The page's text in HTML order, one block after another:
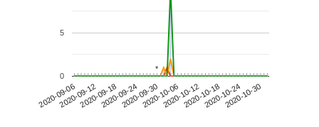
2020-09-062020-09-122020-09-182020-09-242020-09-302020-10-062020-10-122020-10-182020-10-242020-10-30
0
5
**